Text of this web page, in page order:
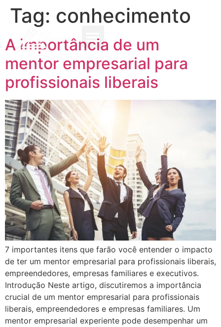
Tag: conhecimento
A importância de um
mentor empresarial para
profissionais liberais
7 importantes itens que farão você entender o impacto
de ter um mentor empresarial para profissionais liberais,
empreendedores, empresas familiares e executivos.
Introdução Neste artigo, discutiremos a importância
crucial de um mentor empresarial para profissionais
liberais, empreendedores e empresas familiares. Um
mentor empresarial experiente pode desempenhar um